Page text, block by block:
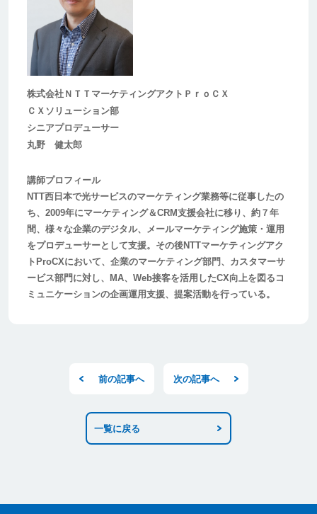
株式会社ＮＴＴマーケティングアクトＰｒｏＣＸ
ＣＸソリューション部
シニアプロデューサー
丸野 健太郎
講師プロフィール
NTT西日本で光サービスのマーケティング業務等に従事したの
ち、2009年にマーケティング＆CRM支援会社に移り、約７年
間、様々な企業のデジタル、メールマーケティング施策・運用
をプロデューサーとして支援。その後NTTマーケティングアク
トProCXにおいて、企業のマーケティング部門、カスタマーサ
ービス部門に対し、MA、Web接客を活用したCX向上を図るコ
ミュニケーションの企画運用支援、提案活動を行っている。
前の記事へ 次の記事へ
一覧に戻る